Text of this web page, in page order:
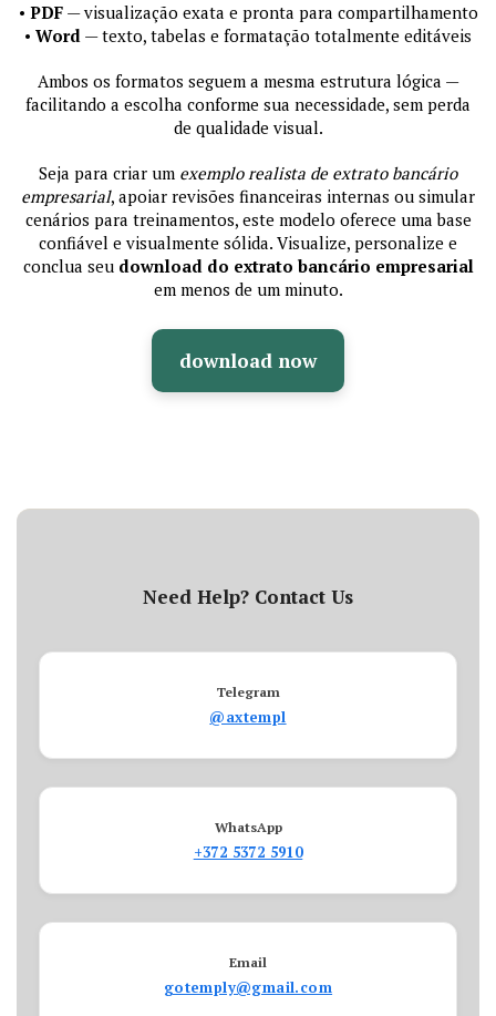
• PDF— visualização exata e pronta para compartilhamento
• Word — texto, tabelas e formatação totalmente editáveis
Ambos os formatos seguem a mesma estrutura lógica —
facilitando a escolha conforme sua necessidade, sem perda
de qualidade visual.
Seja para criar um exemplo realista de extrato bancário
empresarial, apoiar revisões financeiras internas ou simular
cenários para treinamentos, este modelo oferece uma base
confiável e visualmente sólida. Visualize, personalize e
conclua seu download do extrato bancário empresarial
em menos de um minuto.
download now
Need Help? Contact Us
Telegram
@axtempl
WhatsApp
+372 5372 5910
Email
gotemply@gmail.com